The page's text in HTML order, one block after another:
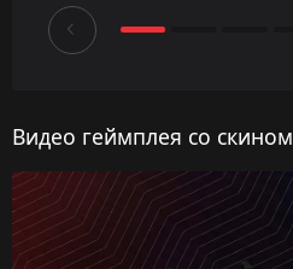
Видео геймплея со скином